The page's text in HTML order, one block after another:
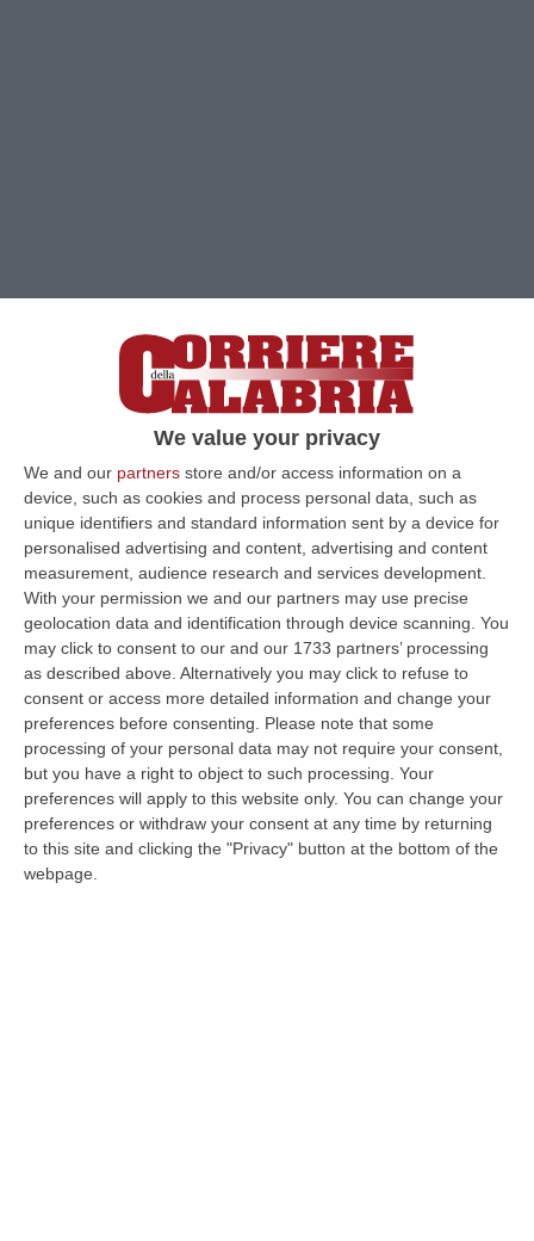
We value your privacy
We and our partners store and/or access information on a
device, such as cookies and process personal data, such as
unique identifiers and standard information sent by a device for
personalised advertising and content, advertising and content
measurement, audience research and services development.
With your permission we and our partners may use precise
geolocation data and identification through device scanning. You
may click to consent to our and our 1733 partners’ processing
as described above. Alternatively you may click to refuse to
consent or access more detailed information and change your
preferences before consenting. Please note that some
processing of your personal data may not require your consent,
but you have a right to object to such processing. Your
preferences will apply to this website only. You can change your
preferences or withdraw your consent at any time by returning
to this site and clicking the "Privacy" button at the bottom of the
webpage.
Clicca e segui “Corriere della Calabria” su Google News
LAMEZIA TERME Inaugurato il nuovo
collegamento diretto tra l’Aeroporto di
Perugia e Lamezia Terme di Albastar.
Programmato ogni martedì e giovedì, per
tutta la stagione estiva. I voli sono operati da
aerei Boeing B737-800NG, configurati a 189
posti in classe unica.
Gli orari